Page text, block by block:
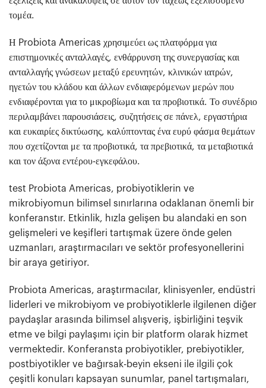
τομέα.
Η Probiota Americas χρησιμεύει ως πλατφόρμα για
επιστημονικές ανταλλαγές, ενθάρρυνση της συνεργασίας και
ανταλλαγής γνώσεων μεταξύ ερευνητών, κλινικών ιατρών,
ηγετών του κλάδου και άλλων ενδιαφερόμενων μερών που
ενδιαφέρονται για το μικροβίωμα και τα προβιοτικά. Το συνέδριο
περιλαμβάνει παρουσιάσεις, συζητήσεις σε πάνελ, εργαστήρια
και ευκαιρίες δικτύωσης, καλύπτοντας ένα ευρύ φάσμα θεμάτων
που σχετίζονται με τα προβιοτικά, τα πρεβιοτικά, τα μεταβιοτικά
και τον άξονα εντέρου-εγκεφάλου.
test Probiota Americas, probiyotiklerin ve
mikrobiyomun bilimsel sınırlarına odaklanan önemli bir
konferanstır. Etkinlik, hızla gelişen bu alandaki en son
gelişmeleri ve keşifleri tartışmak üzere önde gelen
uzmanları, araştırmacıları ve sektör profesyonellerini
bir araya getiriyor.
Probiota Americas, araştırmacılar, klinisyenler, endüstri
liderleri ve mikrobiyom ve probiyotiklerle ilgilenen diğer
paydaşlar arasında bilimsel alışveriş, işbirliğini teşvik
etme ve bilgi paylaşımı için bir platform olarak hizmet
vermektedir. Konferansta probiyotikler, prebiyotikler,
postbiyotikler ve bağırsak-beyin ekseni ile ilgili çok
çeşitli konuları kapsayan sunumlar, panel tartışmaları,